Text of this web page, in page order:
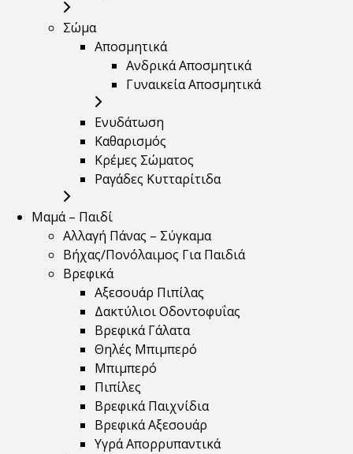
Σώμα
Αποσμητικά
Ανδρικά Αποσμητικά
Γυναικεία Αποσμητικά
Ενυδάτωση
Καθαρισμός
Κρέμες Σώματος
Ραγάδες Κυτταρίτιδα
Μαμά – Παιδί
Αλλαγή Πάνας – Σύγκαμα
Βήχας/Πονόλαιμος Για Παιδιά
Βρεφικά
Αξεσουάρ Πιπίλας
Δακτύλιοι Οδοντοφυΐας
Βρεφικά Γάλατα
Θηλές Μπιμπερό
Μπιμπερό
Πιπίλες
Βρεφικά Παιχνίδια
Βρεφικά Αξεσουάρ
Υγρά Απορρυπαντικά